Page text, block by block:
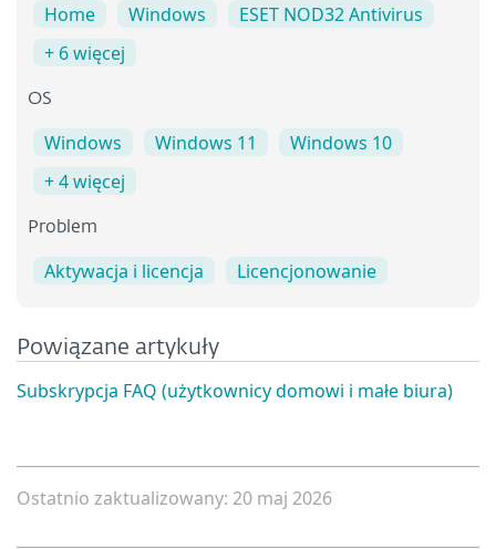
Home Windows
ESET NOD32 Antivirus
+ 6 więcej
OS
Windows Windows 11
Windows 10
+ 4 więcej
Problem
Aktywacja i licencja Licencjonowanie
Powiązane artykuły
Subskrypcja FAQ (użytkownicy domowi i małe biura)
Ostatnio zaktualizowany: 20 maj 2026